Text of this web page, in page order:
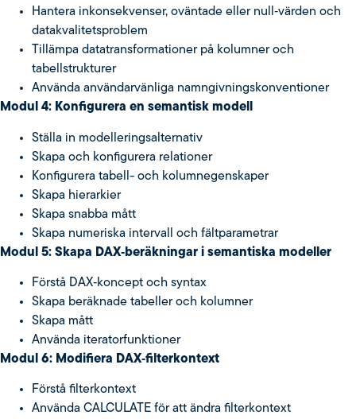
Hantera inkonsekvenser, oväntade eller null‑värden och
datakvalitetsproblem
Tillämpa datatransformationer på kolumner och
tabellstrukturer
Använda användarvänliga namngivningskonventioner
Modul 4: Konfigurera en semantisk modell
Ställa in modelleringsalternativ
Skapa och konfigurera relationer
Konfigurera tabell- och kolumnegenskaper
Skapa hierarkier
Skapa snabba mått
Skapa numeriska intervall och fältparametrar
Modul 5: Skapa DAX‑beräkningar i semantiska modeller
Förstå DAX‑koncept och syntax
Skapa beräknade tabeller och kolumner
Skapa mått
Använda iteratorfunktioner
Modul 6: Modifiera DAX‑filterkontext
Förstå filterkontext
Använda CALCULATE för att ändra filterkontext